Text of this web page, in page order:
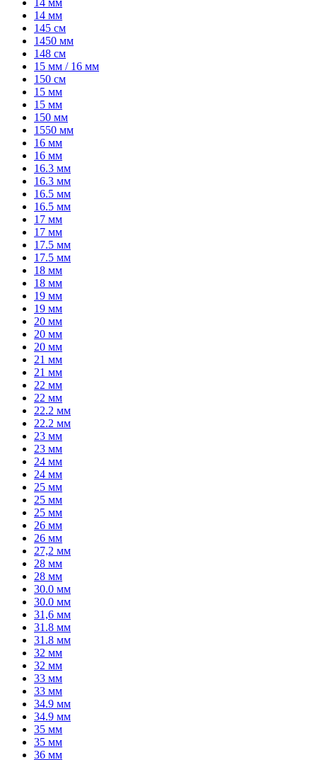
14 мм
14 мм
145 см
1450 мм
148 см
15 мм / 16 мм
150 см
15 мм
15 мм
150 мм
1550 мм
16 мм
16 мм
16.3 мм
16.3 мм
16.5 мм
16.5 мм
17 мм
17 мм
17.5 мм
17.5 мм
18 мм
18 мм
19 мм
19 мм
20 мм
20 мм
20 мм
21 мм
21 мм
22 мм
22 мм
22.2 мм
22.2 мм
23 мм
23 мм
24 мм
24 мм
25 мм
25 мм
25 мм
26 мм
26 мм
27,2 мм
28 мм
28 мм
30.0 мм
30.0 мм
31,6 мм
31.8 мм
31.8 мм
32 мм
32 мм
33 мм
33 мм
34.9 мм
34.9 мм
35 мм
35 мм
36 мм